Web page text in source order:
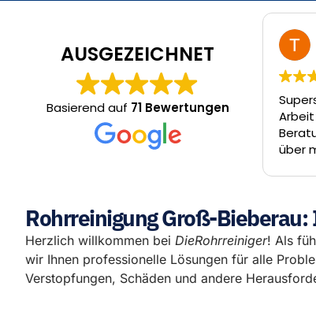
AUSGEZEICHNET
Basierend auf 71 Bewertungen
vor 2 Jahren
Superschneller Termin, ordentliche
Arbeit und vor allem Rundum-
über mögliche Alternativen.
um
Rohrreinigung Groß-
Herzlich willkommen bei DieRohrreiniger! Als
wir Ihnen professionelle Lösungen für alle
Verstopfungen, Schäden und andere